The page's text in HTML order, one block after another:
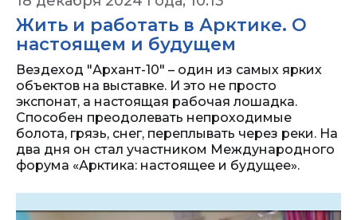
Жить и работать в Арктике. О
настоящем и будущем
Вездеход "Архант-10" – один из самых ярких
объектов на выставке. И это не просто
экспонат, а настоящая рабочая лошадка.
Способен преодолевать непроходимые
болота, грязь, снег, переплывать через реки. На
два дня он стал участником Международного
форума «Арктика: настоящее и будущее».